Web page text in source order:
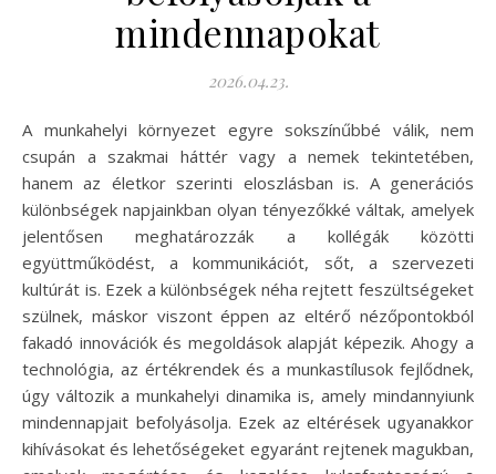
mindennapokat
2026.04.23.
A munkahelyi környezet egyre sokszínűbbé válik, nem
csupán a szakmai háttér vagy a nemek tekintetében,
hanem az életkor szerinti eloszlásban is. A generációs
különbségek napjainkban olyan tényezőkké váltak, amelyek
jelentősen meghatározzák a kollégák közötti
együttműködést, a kommunikációt, sőt, a szervezeti
kultúrát is. Ezek a különbségek néha rejtett feszültségeket
szülnek, máskor viszont éppen az eltérő nézőpontokból
fakadó innovációk és megoldások alapját képezik. Ahogy a
technológia, az értékrendek és a munkastílusok fejlődnek,
úgy változik a munkahelyi dinamika is, amely mindannyiunk
mindennapjait befolyásolja. Ezek az eltérések ugyanakkor
kihívásokat és lehetőségeket egyaránt rejtenek magukban,